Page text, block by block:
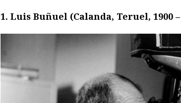
1. Luis Buñuel (Calanda, Teruel, 1900 –